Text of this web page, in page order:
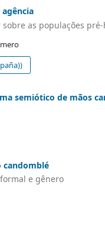
as populações
semiótico de mãos
candomblé
e gênero